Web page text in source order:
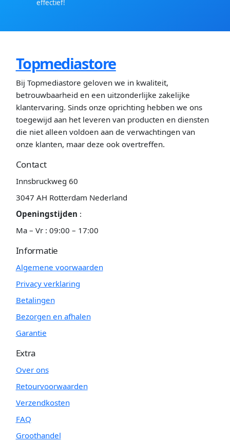
effectief!
Topmediastore
Bij Topmediastore geloven we in kwaliteit,
betrouwbaarheid en een uitzonderlijke zakelijke
klantervaring. Sinds onze oprichting hebben we ons
toegewijd aan het leveren van producten en diensten
die niet alleen voldoen aan de verwachtingen van
onze klanten, maar deze ook overtreffen.
Contact
Innsbruckweg 60
3047 AH Rotterdam Nederland
Openingstijden :
Ma – Vr : 09:00 – 17:00
Informatie
Algemene voorwaarden
Privacy verklaring
Betalingen
Bezorgen en afhalen
Garantie
Extra
Over ons
Retourvoorwaarden
Verzendkosten
FAQ
Groothandel